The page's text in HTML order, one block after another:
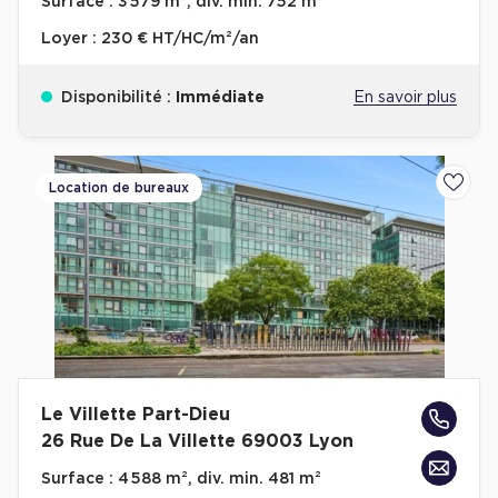
Loyer : 230 € HT/HC/m²/an
Disponibilité : Immédiate En savoir plus
Location de bureaux
Le Villette Part-Dieu
26 Rue De La Villette 69003 Lyon
Surface : 4 588 m², div. min. 481 m²